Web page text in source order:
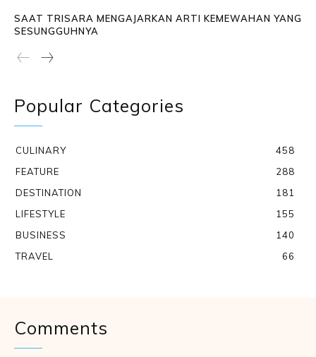
SAAT TRISARA MENGAJARKAN ARTI KEMEWAHAN YANG
SESUNGGUHNYA
Popular Categories
CULINARY
458
FEATURE
288
DESTINATION
181
LIFESTYLE
155
BUSINESS
140
TRAVEL
66
Comments